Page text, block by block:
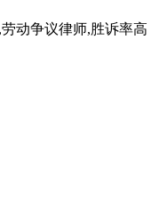
动争议律师,胜诉率高